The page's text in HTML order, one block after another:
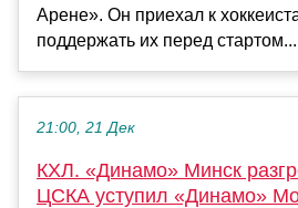
Арене». Он приехал к
поддержать их перед стартом...
21:00, 21 Дек
КХЛ. «Динамо» Минск
ЦСКА уступил «Динамо»